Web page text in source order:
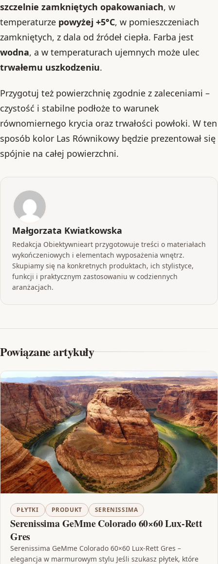
szczelnie zamkniętych opakowaniach, w
temperaturze powyżej +5°C, w pomieszczeniach
zamkniętych, z dala od źródeł ciepła. Farba jest
wodna, a w temperaturach ujemnych może ulec
trwałemu uszkodzeniu.
Przygotuj też powierzchnię zgodnie z zaleceniami –
czystość i stabilne podłoże to warunek
równomiernego krycia oraz trwałości powłoki. W ten
sposób kolor Las Równikowy będzie prezentował się
spójnie na całej powierzchni.
Małgorzata Kwiatkowska
Redakcja Obiektywnieart przygotowuje treści o materiałach
wykończeniowych i elementach wyposażenia wnętrz.
Skupiamy się na konkretnych produktach, ich stylistyce,
funkcji i praktycznym zastosowaniu w codziennych
aranżacjach.
Powiązane artykuły
PŁYTKI PRODUKT SERENISSIMA
Serenissima GeMme Colorado 60×60 Lux-Rett
Gres
Serenissima GeMme Colorado 60×60 Lux-Rett Gres –
elegancja w marmurowym stylu Jeśli szukasz płytek, które